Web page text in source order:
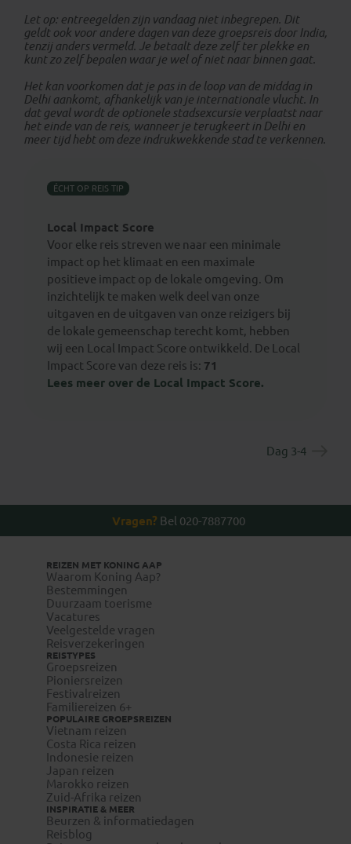
Let op: entreegelden zijn vandaag niet inbegrepen. Dit
geldt ook voor andere dagen van deze groepsreis door India,
tenzij anders vermeld. Je betaalt deze zelf ter plekke en
kunt zo zelf bepalen waar je wel of niet naar binnen gaat.
Het kan voorkomen dat je pas in de loop van de middag in
Delhi aankomt, afhankelijk van je internationale vlucht. In
dat geval wordt de optionele stadsexcursie verplaatst naar
het einde van de reis, wanneer je terugkeert in Delhi en
meer tijd hebt om deze indrukwekkende stad te verkennen.
ÉCHT OP REIS TIP
Local Impact Score
Voor elke reis streven we naar een minimale
impact op het klimaat en een maximale
positieve impact op de lokale omgeving. Om
inzichtelijk te maken welk deel van onze
uitgaven en de uitgaven van onze reizigers bij
de lokale gemeenschap terecht komt, hebben
wij een Local Impact Score ontwikkeld. De Local
Impact Score van deze reis is: 71
Lees meer over de Local Impact Score.
Dag 3-4
Vragen? Bel 020-7887700
REIZEN MET KONING AAP
Waarom Koning Aap?
Bestemmingen
Duurzaam toerisme
Vacatures
Veelgestelde vragen
Reisverzekeringen
REISTYPES
Groepsreizen
Pioniersreizen
Festivalreizen
Familiereizen 6+
POPULAIRE GROEPSREIZEN
Vietnam reizen
Costa Rica reizen
Indonesie reizen
Japan reizen
Marokko reizen
Zuid-Afrika reizen
INSPIRATIE & MEER
Beurzen & informatiedagen
Reisblog